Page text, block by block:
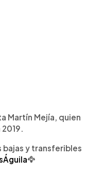
Martín Mejía, quien
bajas y transferibles
🦅